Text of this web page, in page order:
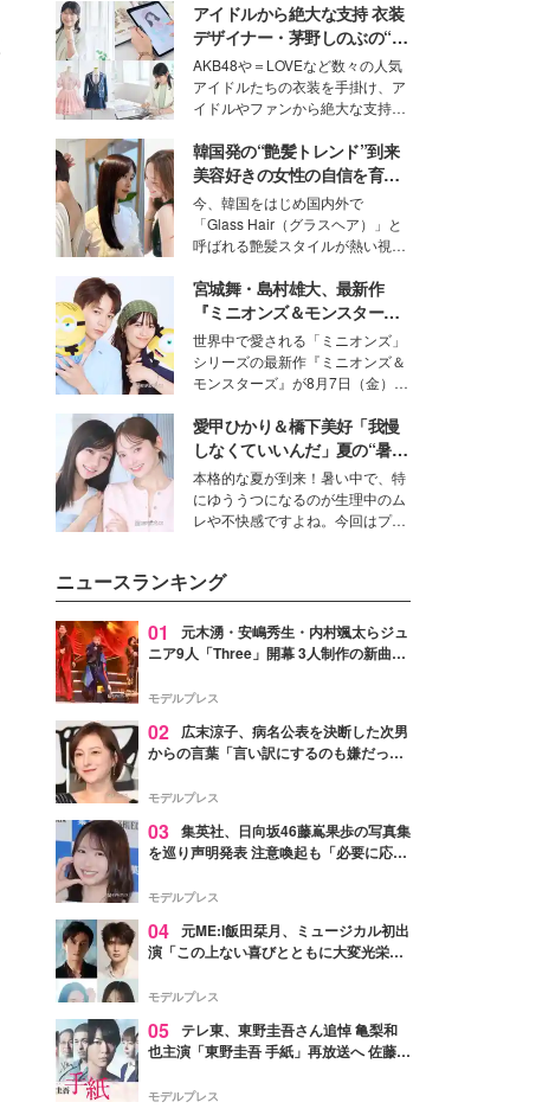
な美容の常識を大きく変える可能
性を秘めた、革新的な「Water
Capturing Skin（ウォーターキャ
プチャリングスキン：捕水肌）」
技術を、花王が構築した。
アイドルから絶大な支持 衣装
デザイナー・茅野しのぶの“可
愛い”を作る美学＜「シチズン
クロスシー」インタビュー＞
AKB48や＝LOVEなど数々の人気
アイドルたちの衣装を手掛け、ア
イドルやファンから絶大な支持を
取締役兼クリエイティブディレク
ター・茅野しのぶ。一人ひとりの
個性に寄り添い、魅力を引き出す
衣装作りは、多くの女性たちに勇
気と自信を与え続けている。
韓国発の“艶髪トレンド”到来
美容好きの女性の自信を育む
「ヘアケア事情」って？
今、韓国をはじめ国内外で
「Glass Hair（グラスヘア）」と
呼ばれる艶髪スタイルが熱い視線
ションの完成度を高めるベースと
して、“髪そのものの美しさ”に改
めて注目する人が増えている様
子。今回は、そんな憧れの艶やか
な髪を日常で叶える、美容好きの
女性たちのヘアケア事情を紹介し
ます。
宮城舞・島村雄大、最新作
『ミニオンズ＆モンスター
ズ』の魅力熱弁 ハチャメチャ
だけじゃない“友情と絆”に感
動
世界中で愛される「ミニオンズ」
シリーズの最新作『ミニオンズ＆
モンスターズ』が8月7日（金）に
ニオン好き”という共通点を持つモ
デルの宮城舞と島村雄大の特別対
談をお届け！それぞれの視点か
ら、今作ならではの魅力や予想外
の感動をもたらす奥深いストーリ
ーについて熱く語り合ってもらっ
愛甲ひかり＆橋下美好「我慢
しなくていいんだ」夏の“暑さ
対策”の新しい選択肢とは？
本格的な夏が到来！暑い中で、特
にゆううつになるのが生理中のム
レや不快感ですよね。今回はプラ
好さんを迎えて本音で女子会トー
ク。猛暑のお出かけを快適に過ご
すヒントや、2人が感動した夏の
生理の新常識にも迫りました。
ニュースランキング
01
元木湧・安嶋秀生・内村颯太らジュ
ニア9人「Three」開幕 3人制作の新曲＆
進んで夢を掴みたい」【ゲネプロレポ】
モデルプレス
02
広末涼子、病名公表を決断した次男
からの言葉「言い訳にするのも嫌だっ
モデルプレス
03 集英社、日向坂46藤嶌果歩の写真集
を巡り声明発表 注意喚起も「必要に応じ
モデルプレス
04 元ME:I飯田栞月、ミュージカル初出
演「この上ない喜びとともに大変光栄」
ャスト発表
モデルプレス
05 テレ東、東野圭吾さん追悼 亀梨和
也主演「東野圭吾 手紙」再放送へ 佐藤隆
モデルプレス